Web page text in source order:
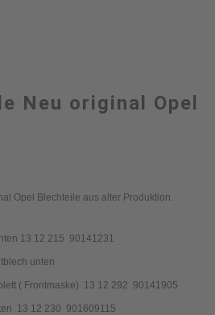
Neu original Opel
Opel Blechteile aus alter Produktion.
13 12 215 90141231
unten
( Frontmaske) 13 12 292 90141905
13 12 230 901609115